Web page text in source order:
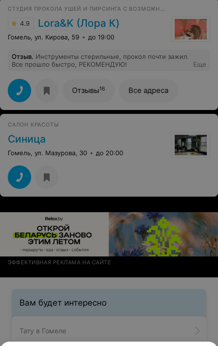
СТУДИЯ ПРОКОЛА УШЕЙ И ПИРСИНГА С ВОЗМОЖНОСТЬЮ ВЫЕЗДА НА ДОМ
4.9 Lora&K (Лора К)
Гомель, ул. Кирова, 59 до 19:00
Отзыв. Инструменты стерильные, прокол почти зажил.
Все прошло быстро, РЕКОМЕНДУЮ!
Еще
Отзывы16 Все адреса
САЛОН КРАСОТЫ
Синица
Гомель, ул. Мазурова, 30 до 20:00
ЭФФЕКТИВНАЯ РЕКЛАМА НА САЙТЕ
Вам будет интересно
Тату в Гомеле